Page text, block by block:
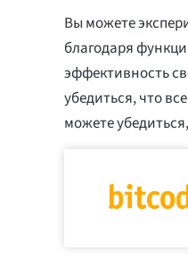
Вы можете
благодаря
эффективность
убедиться, что
можете